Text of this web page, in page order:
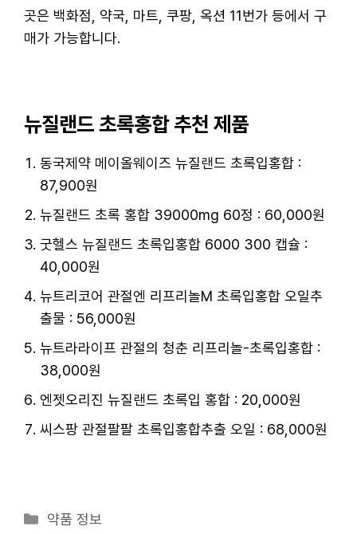
곳은 백화점, 약국, 마트, 쿠팡, 옥션 11번가 등에서 구
매가 가능합니다.
뉴질랜드 초록홍합 추천 제품
동국제약 메이올웨이즈 뉴질랜드 초록입홍합 :
87,900원
뉴질랜드 초록 홍합 39000mg 60정 : 60,000원
굿헬스 뉴질랜드 초록입홍합 6000 300 캡슐 :
40,000원
뉴트리코어 관절엔 리프리놀M 초록입홍합 오일추
출물 : 56,000원
뉴트라라이프 관절의 청춘 리프리놀-초록입홍합 :
38,000원
엔젯오리진 뉴질랜드 초록입 홍합 : 20,000원
씨스팡 관절팔팔 초록입홍합추출 오일 : 68,000원
카
약품 정보